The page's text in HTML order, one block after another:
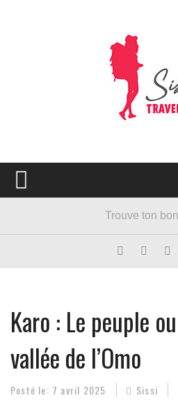
Karo : Le peuple
vallée de l’Omo
Posté le: 7 avril 2025 Sissi